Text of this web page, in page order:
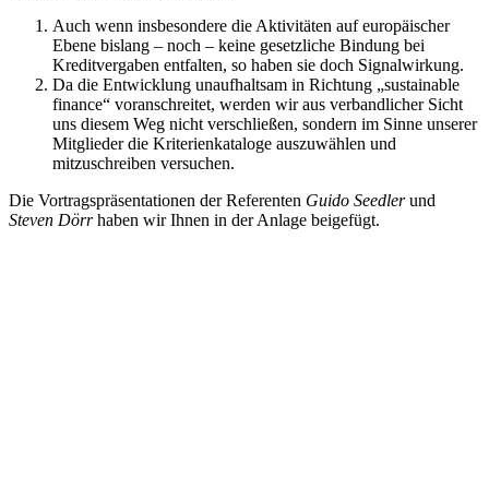
Auch wenn insbesondere die Aktivitäten auf europäischer
Ebene bislang – noch – keine gesetzliche Bindung bei
Kreditvergaben entfalten, so haben sie doch Signalwirkung.
Da die Entwicklung unaufhaltsam in Richtung „sustainable
finance“ voranschreitet, werden wir aus verbandlicher Sicht
uns diesem Weg nicht verschließen, sondern im Sinne unserer
Mitglieder die Kriterienkataloge auszuwählen und
mitzuschreiben versuchen.
Die Vortragspräsentationen der Referenten Guido Seedlerund
Steven Dörrhaben wir Ihnen in der Anlage beigefügt.